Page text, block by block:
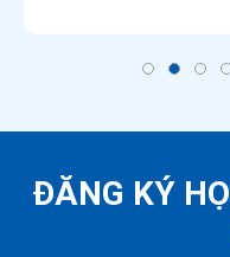
ĐĂNG KÝ